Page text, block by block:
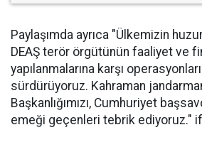
Paylaşımda ayrıca "Ülkemizin
DEAŞ terör örgütünün faaliyet ve
yapılanmalarına karşı
sürdürüyoruz. Kahraman
Başkanlığımızı, Cumhuriyet
emeği geçenleri tebrik ediyoruz."